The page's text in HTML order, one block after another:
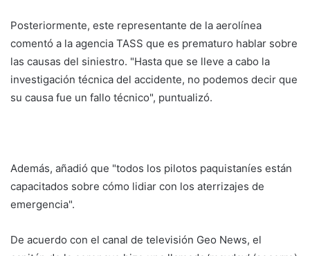
Posteriormente, este representante de la aerolínea
comentó a la agencia TASS que es prematuro hablar sobre
las causas del siniestro. "Hasta que se lleve a cabo la
investigación técnica del accidente, no podemos decir que
su causa fue un fallo técnico", puntualizó.
Además, añadió que "todos los pilotos paquistaníes están
capacitados sobre cómo lidiar con los aterrizajes de
emergencia".
De acuerdo con el canal de televisión Geo News, el